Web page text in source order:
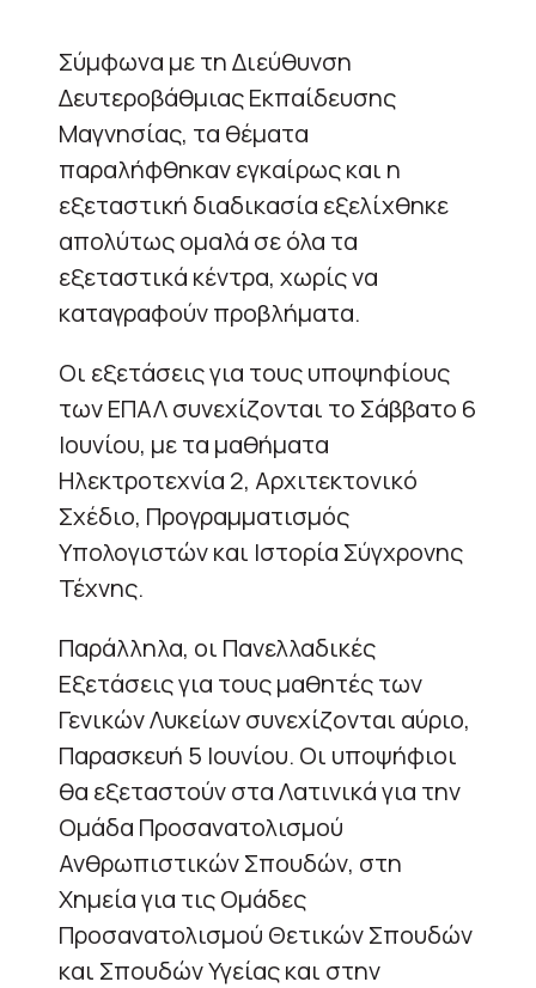
Σύμφωνα με τη Διεύθυνση
Δευτεροβάθμιας Εκπαίδευσης
Μαγνησίας, τα θέματα
παραλήφθηκαν εγκαίρως και η
εξεταστική διαδικασία εξελίχθηκε
απολύτως ομαλά σε όλα τα
εξεταστικά κέντρα, χωρίς να
καταγραφούν προβλήματα.
Οι εξετάσεις για τους υποψηφίους
των ΕΠΑΛ συνεχίζονται το Σάββατο 6
Ιουνίου, με τα μαθήματα
Ηλεκτροτεχνία 2, Αρχιτεκτονικό
Σχέδιο, Προγραμματισμός
Υπολογιστών και Ιστορία Σύγχρονης
Τέχνης.
Παράλληλα, οι Πανελλαδικές
Εξετάσεις για τους μαθητές των
Γενικών Λυκείων συνεχίζονται αύριο,
Παρασκευή 5 Ιουνίου. Οι υποψήφιοι
θα εξεταστούν στα Λατινικά για την
Ομάδα Προσανατολισμού
Ανθρωπιστικών Σπουδών, στη
Χημεία για τις Ομάδες
Προσανατολισμού Θετικών Σπουδών
και Σπουδών Υγείας και στην